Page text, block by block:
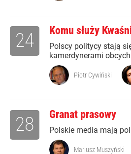
Komu służy
Polscy politycy stają
kamerdynerami
24
Piotr Cywiński
Granat prasowy
Polskie media mają
28
Mariusz Muszyński